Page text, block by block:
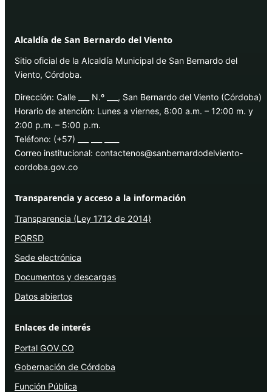
Alcaldía de San Bernardo del Viento
Sitio oficial de la Alcaldía Municipal de San Bernardo del
Viento, Córdoba.
Dirección: Calle ___ N.º ___, San Bernardo del Viento (Córdoba)
Horario de atención: Lunes a viernes, 8:00 a.m. – 12:00 m. y
2:00 p.m. – 5:00 p.m.
Teléfono: (+57) ___ ___ ____
Correo institucional: contactenos@sanbernardodelviento-
cordoba.gov.co
Transparencia y acceso a la información
Transparencia (Ley 1712 de 2014)
PQRSD
Sede electrónica
Documentos y descargas
Datos abiertos
Enlaces de interés
Portal GOV.CO
Gobernación de Córdoba
Función Pública